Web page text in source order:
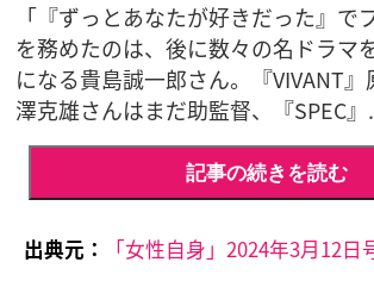
「『ずっとあなたが好きだった』で
を務めたのは、後に数々の名ドラマ
になる貴島誠一郎さん。『VIVANT
澤克雄さんはまだ助監督、『SPEC』
記事の続きを読む
出典元：
「女性自身」2024年3月12日